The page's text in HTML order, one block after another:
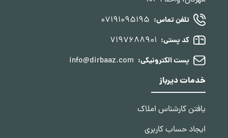
تلفن تماس: 07191095195
کد پستی: 7197688901
پست الکترونیکی: info@dirbaaz.com
خدمات دیرباز
یافتن کارشناس املاک
ایجاد حساب کاربری